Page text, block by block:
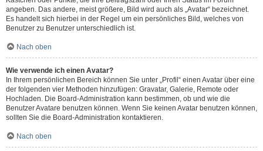
angeben. Das andere, meist größere, Bild wird auch als „Avatar“ bezeichnet.
Es handelt sich hierbei in der Regel um ein persönliches Bild, welches von
Benutzer zu Benutzer unterschiedlich ist.
Nach oben
Wie verwende ich einen Avatar?
In Ihrem persönlichen Bereich können Sie unter „Profil“ einen Avatar über eine
der folgenden vier Methoden hinzufügen: Gravatar, Galerie, Remote oder
Hochladen. Die Board-Administration kann bestimmen, ob und wie die
Benutzer Avatare benutzen können. Wenn Sie keinen Avatar benutzen können,
sollten Sie die Board-Administration kontaktieren.
Nach oben